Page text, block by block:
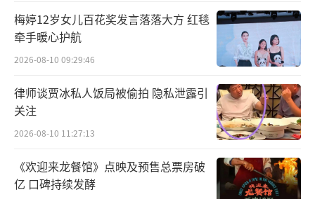
搜狐公司创始人、董事局主席兼首席执行
官张朝阳表示，因搜狐视频“关注流”给众多
舞者提供展示舞台而感到欣慰，鼓励大家玩
转“关注流”，在这里展示自我，互相交流。
梅婷12岁女儿百花奖发言落落大方 红毯
牵手暖心护航
2026-08-10 09:29:46
律师谈贾冰私人饭局被偷拍 隐私泄露引
关注
2026-08-10 11:27:13
《欢迎来龙餐馆》点映及预售总票房破
亿 口碑持续发酵